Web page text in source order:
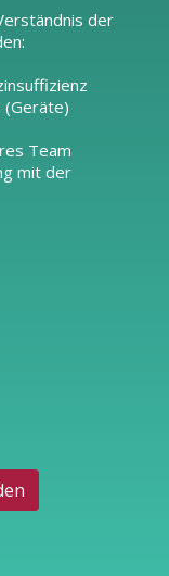
der
(Geräte)
Team
mit der